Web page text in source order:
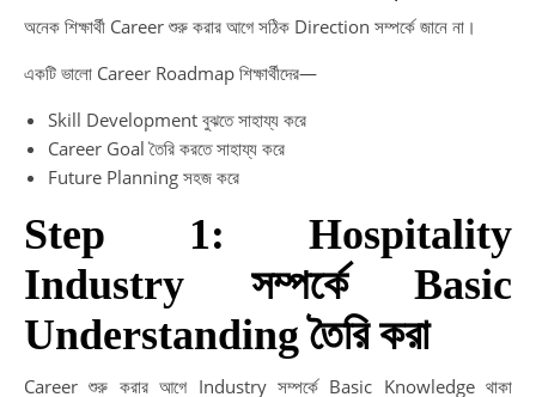
অনেক শিক্ষার্থী Career শুরু করার আগে সঠিক Direction সম্পর্কে জানে না।
একটি ভালো Career Roadmap শিক্ষার্থীদের—
Skill Development বুঝতে সাহায্য করে
Career Goal তৈরি করতে সাহায্য করে
Future Planning সহজ করে
Step 1: Hospitality
Industry সম্পর্কে Basic
Understanding তৈরি করা
Career শুরু করার আগে Industry সম্পর্কে Basic Knowledge থাকা